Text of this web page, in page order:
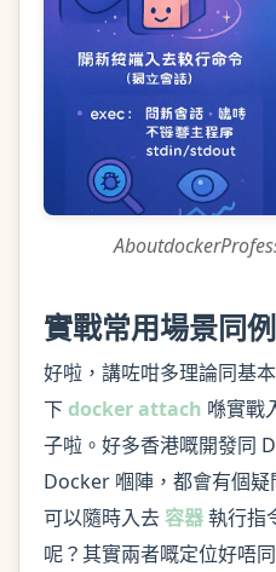
實戰常用場景同
好啦，講咗咁多理論同基
下docker attach 喺實戰
子啦。好多香港嘅開發同
Docker 嗰陣，都會有個疑
可以隨時入去容器執行指
呢？其實兩者嘅定位好唔同